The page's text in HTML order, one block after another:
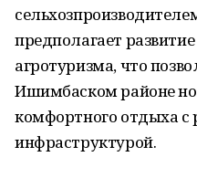
предполагает
агротуризма, что
Ишимбаском районе
комфортного отдыха с
инфраструктурой.